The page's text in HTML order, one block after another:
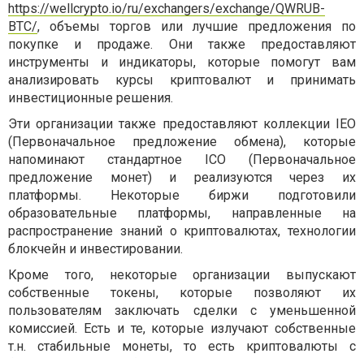
https://wellcrypto.io/ru/exchangers/exchange/QWRUB-
BTC/, объемы торгов или лучшие предложения по
покупке и продаже. Они также предоставляют
инструменты и индикаторы, которые помогут вам
анализировать курсы криптовалют и принимать
инвестиционные решения.
Эти организации также предоставляют коллекции IEO
(Первоначальное предложение обмена), которые
напоминают стандартное ICO (Первоначальное
предложение монет) и реализуются через их
платформы. Некоторые биржи подготовили
образовательные платформы, направленные на
распространение знаний о криптовалютах, технологии
блокчейн и инвестировании.
Кроме того, некоторые организации выпускают
собственные токены, которые позволяют их
пользователям заключать сделки с уменьшенной
комиссией. Есть и те, которые излучают собственные
т.н. стабильные монеты, то есть криптовалюты с